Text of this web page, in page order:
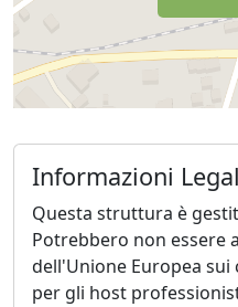
Informazioni
Questa struttura è
Potrebbero non essere
dell'Unione Europea
per gli host